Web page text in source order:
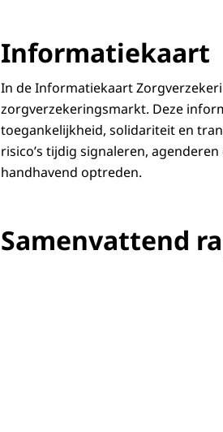
Informatiekaart
In de Informatiekaart
zorgverzekeringsmarkt. Deze
toegankelijkheid, solidariteit en
risico’s tijdig signaleren,
handhavend optreden.
Samenvattend